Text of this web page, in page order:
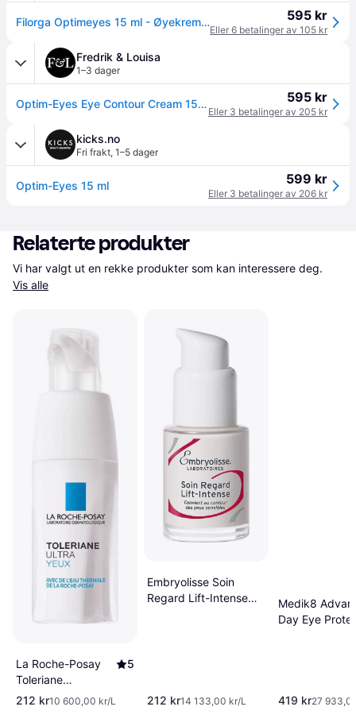
Filorga Optimeyes 15 ml - Øyekrem hos Magasin 595 kr
Eller 6 betalinger av 105 kr
Fredrik & Louisa
1–3 dager
Optim-Eyes Eye Contour Cream 15 ml 595 kr
Eller 3 betalinger av 205 kr
kicks.no
Fri frakt, 1–5 dager
Optim-Eyes 15 ml 599 kr
Eller 3 betalinger av 206 kr
Relaterte produkter
Vis alle
La Roche-Posay
Toleriane
Dermallergo Eye
5
212 kr10 600,00 kr/L
Embryolisse Soin
Regard Lift-Intense
212 kr14 133,00 kr/L
Medik8
Day Eye
419 kr27